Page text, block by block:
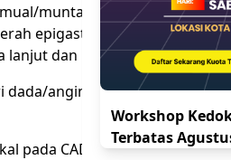
muntah, sesak napas,
epigastrium dan dapat
lanjut dan pasien diabetes.
dada/angina tipikal pada
pada CAD stabil memenuhi
Workshop
Terbatas